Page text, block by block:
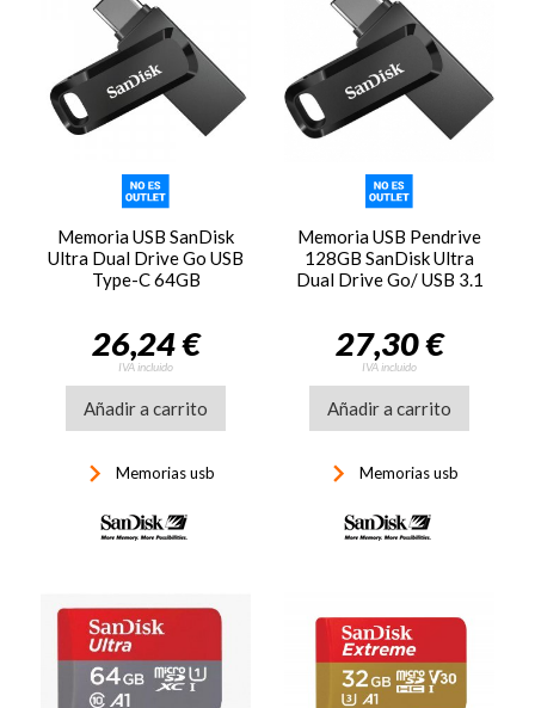
Memoria USB SanDisk
Ultra Dual Drive Go USB
Type-C 64GB
26,24 €
IVA incluido
Añadir a carrito
keyboard_arrow_right Memorias usb
Memoria USB Pendrive
128GB SanDisk Ultra
Dual Drive Go/ USB 3.1
27,30 €
IVA incluido
Añadir a carrito
keyboard_arrow_right Memorias usb